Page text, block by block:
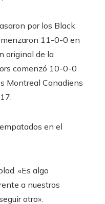
por los Black
11-0-0 en
original de la
comenzó 10-0-0
Montreal Canadiens
en el
«Es algo
a nuestros
otro».